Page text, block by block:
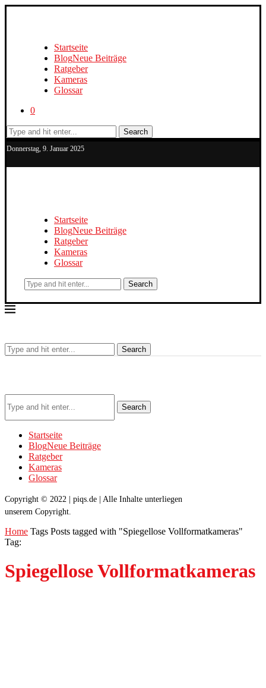
Startseite
BlogNeue Beiträge
Ratgeber
Kameras
Glossar
0
Search
Donnerstag, 9. Januar 2025
Startseite
BlogNeue Beiträge
Ratgeber
Kameras
Glossar
Search
Search
Search
Startseite
BlogNeue Beiträge
Ratgeber
Kameras
Glossar
Copyright © 2022 | piqs.de | Alle Inhalte unterliegen
unserem Copyright.
Home Tags Posts tagged with "Spiegellose Vollformatkameras"
Tag:
Spiegellose Vollformatkameras